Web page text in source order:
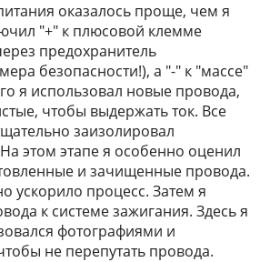
оказалось проще, чем я
"+" к плюсовой клемме
предохранитель
безопасности!), а "-" к "массе"
я использовал новые провода,
чтобы выдержать ток. Все
заизолировал
этом этапе я особенно оценил
и зачищенные провода.
ускорило процесс. Затем я
к системе зажигания. Здесь я
фотографиями и
не перепутать провода.